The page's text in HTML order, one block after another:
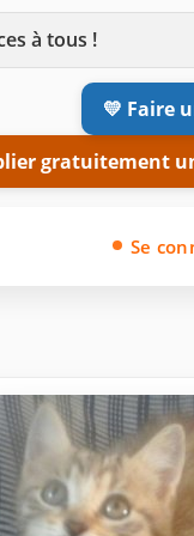
à tous !
💛 Faire
gratuitement
Se